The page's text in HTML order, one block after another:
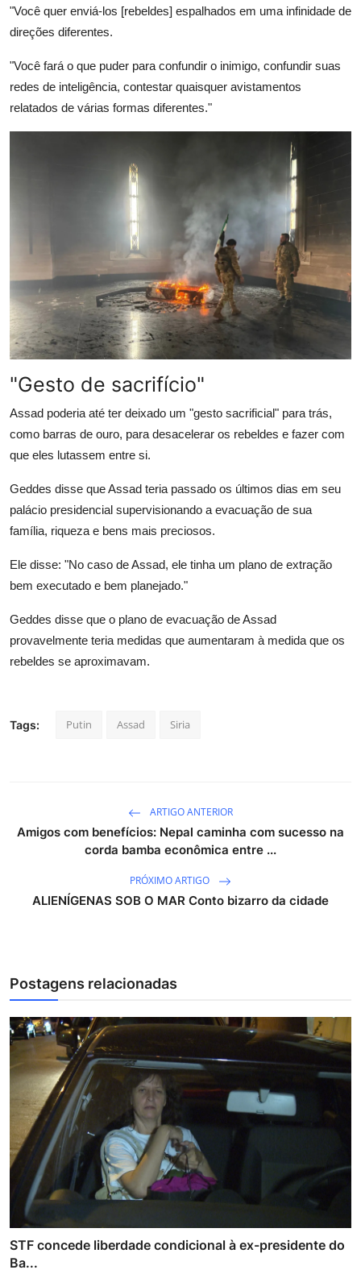
"Você quer enviá-los [rebeldes] espalhados em uma infinidade de
direções diferentes.
"Você fará o que puder para confundir o inimigo, confundir suas
redes de inteligência, contestar quaisquer avistamentos
relatados de várias formas diferentes."
"Gesto de sacrifício"
Assad poderia até ter deixado um "gesto sacrificial" para trás,
como barras de ouro, para desacelerar os rebeldes e fazer com
que eles lutassem entre si.
Geddes disse que Assad teria passado os últimos dias em seu
palácio presidencial supervisionando a evacuação de sua
família, riqueza e bens mais preciosos.
Ele disse: "No caso de Assad, ele tinha um plano de extração
bem executado e bem planejado."
Geddes disse que o plano de evacuação de Assad
provavelmente teria medidas que aumentaram à medida que os
rebeldes se aproximavam.
Tags: Putin Assad Siria
ARTIGO ANTERIOR
Amigos com benefícios: Nepal caminha com sucesso na
corda bamba econômica entre ...
PRÓXIMO ARTIGO
ALIENÍGENAS SOB O MAR Conto bizarro da cidade
Postagens relacionadas
STF concede liberdade condicional à ex-presidente do
Ba...